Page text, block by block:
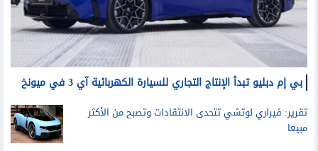
بي إم دبليو تبدأ الإنتاج التجاري للسيارة الكهربائية آي 3 في ميونخ
تقرير: فيراري لوتشي تتحدى الانتقادات وتصبح من الأكثر
مبيعا